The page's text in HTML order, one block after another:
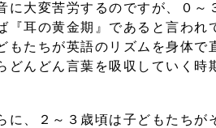
に大変苦労するのですが、０～
『耳の黄金期』であると言われ
もたちが英語のリズムを身体で
どんどん言葉を吸収していく時
に、２～３歳頃は子どもたちが